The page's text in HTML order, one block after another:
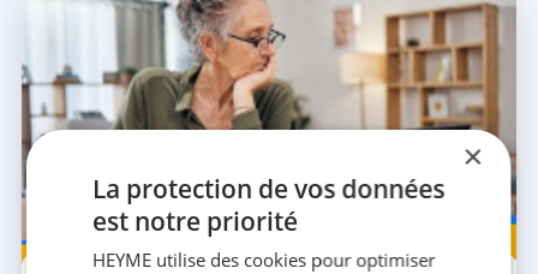
×
La protection de vos données
est notre priorité
HEYME utilise des cookies pour optimiser